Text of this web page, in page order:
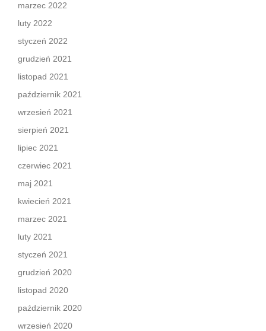
marzec 2022
luty 2022
styczeń 2022
grudzień 2021
listopad 2021
październik 2021
wrzesień 2021
sierpień 2021
lipiec 2021
czerwiec 2021
maj 2021
kwiecień 2021
marzec 2021
luty 2021
styczeń 2021
grudzień 2020
listopad 2020
październik 2020
wrzesień 2020